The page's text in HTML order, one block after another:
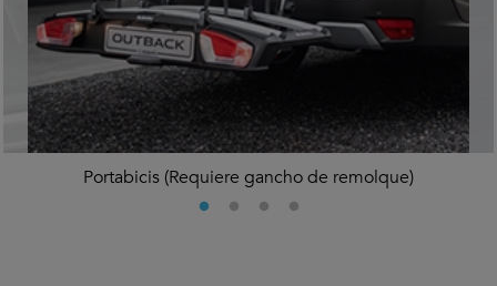
Portabicis (Requiere gancho de remolque)